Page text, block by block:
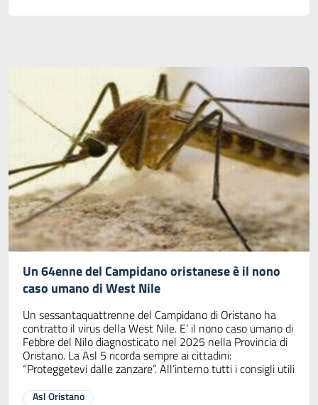
Un 64enne del Campidano oristanese è il nono
caso umano di West Nile
Un sessantaquattrenne del Campidano di Oristano ha
contratto il virus della West Nile. E’ il nono caso umano di
Febbre del Nilo diagnosticato nel 2025 nella Provincia di
Oristano. La Asl 5 ricorda sempre ai cittadini:
“Proteggetevi dalle zanzare”. All’interno tutti i consigli utili
Asl Oristano